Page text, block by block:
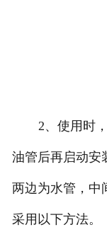
2、使用时
油管后再启动安
两边为水管，中
采用以下方法。